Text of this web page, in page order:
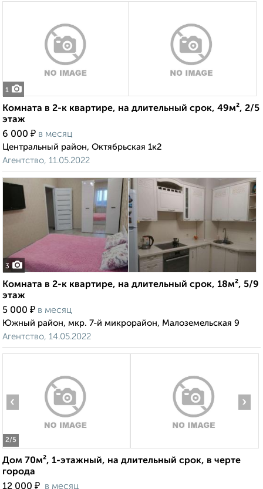
1
Комната в 2-к квартире, на длительный срок, 49м², 2/5
этаж
6 000 ₽ в месяц
Центральный район, Октябрьская 1к2
Агентство, 11.05.2022
3
Комната в 2-к квартире, на длительный срок, 18м², 5/9
этаж
5 000 ₽ в месяц
Южный район, мкр. 7-й микрорайон, Малоземельская 9
Агентство, 14.05.2022
2/5
‹ ›
Дом 70м², 1-этажный, на длительный срок, в черте
города
12 000 ₽ в месяц